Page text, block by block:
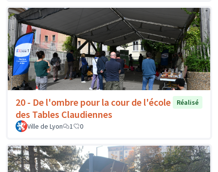
20 - De l'ombre pour la cour de l'école
des Tables Claudiennes
Réalisé
Ville de Lyon 1 0